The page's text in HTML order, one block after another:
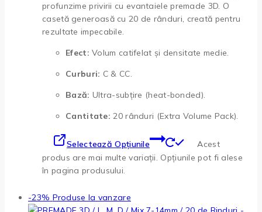
profunzime privirii cu evantaiele premade 3D. O
casetă generoasă cu 20 de rânduri, creată pentru
rezultate impecabile.
Efect: Volum catifelat și densitate medie.
Curburi: C & CC.
Bază: Ultra-subțire (heat-bonded).
Cantitate: 20 rânduri (Extra Volume Pack).
Selectează Opțiunile
Acest
produs are mai multe variații. Opțiunile pot fi alese
în pagina produsului.
-23% Produse la vanzare